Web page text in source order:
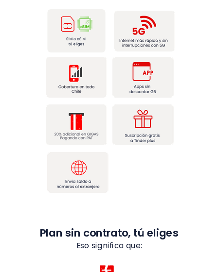
Plan sin contrato, tú eliges
Eso significa que: